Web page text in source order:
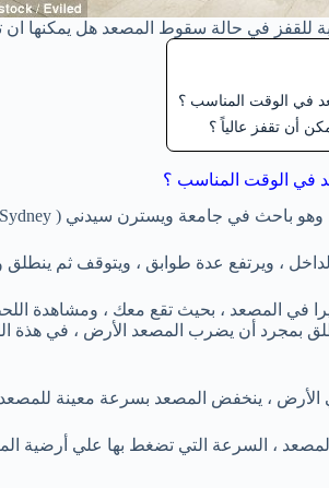
للقفز في حالة سقوط المصعد هل يمكنها ان
في الوقت المناسب ؟
أن تقفز عالياً ؟
في الوقت المناسب ؟
، ويرتفع عدة طوابق ، ويتوقف ثم ينطلق
بمجرد أن يضرب المصعد الأرض ، في هذة
، ينخفض المصعد بسرعة معينة
، السرعة التي تضغط بها علي أرضية